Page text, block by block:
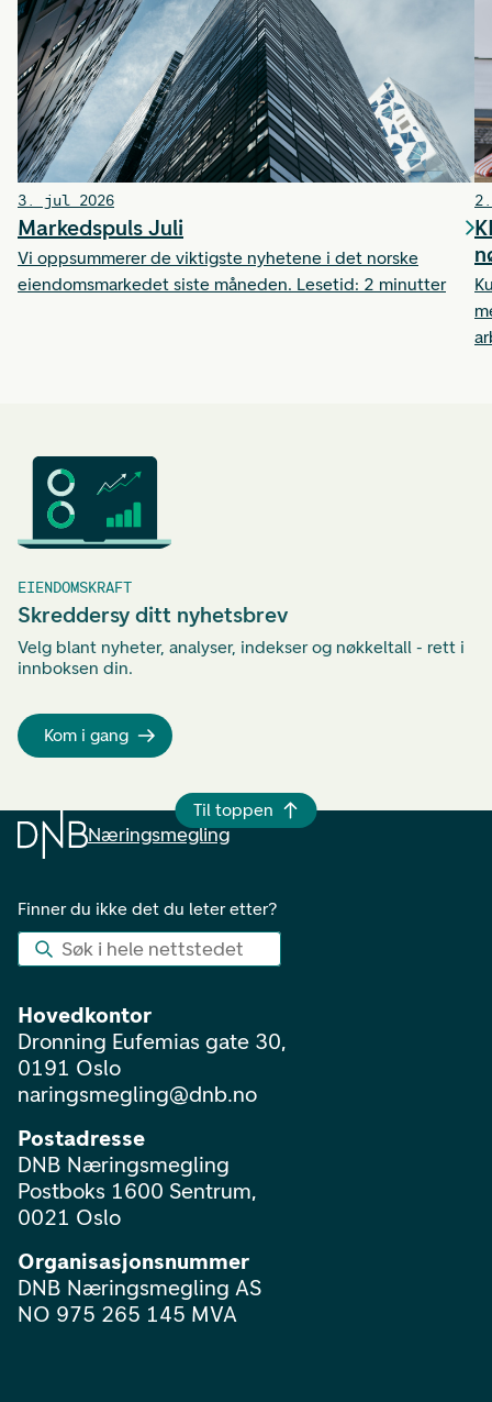
3. jul 2026
Markedspuls Juli
Vi oppsummerer de viktigste nyhetene i det norske
eiendomsmarkedet siste måneden. Lesetid: 2 minutter
EIENDOMSKRAFT
Skreddersy ditt nyhetsbrev
Velg blant nyheter, analyser, indekser og nøkkeltall - rett i
innboksen din.
Kom i gang
Til toppen
Næringsmegling
Finner du ikke det du leter etter?
Søk i hele nettstedet
Hovedkontor
Dronning Eufemias gate 30,
0191 Oslo
naringsmegling@dnb.no
Postadresse
DNB Næringsmegling
Postboks 1600 Sentrum,
0021 Oslo
Organisasjonsnummer
DNB Næringsmegling AS
NO 975 265 145 MVA